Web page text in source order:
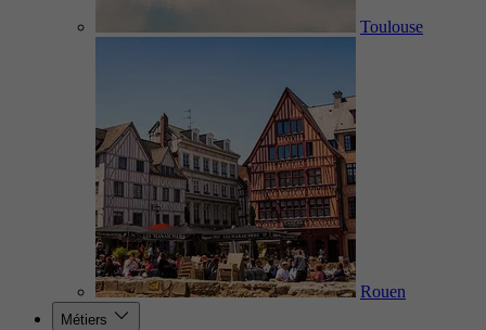
Toulouse
Rouen
Métiers